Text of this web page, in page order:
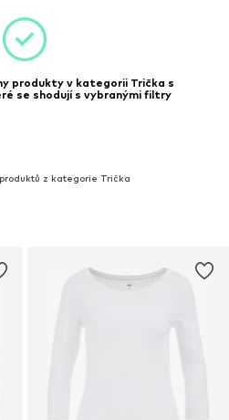
produkty v kategorii Trička s
se shodují s vybranými filtry
z kategorie Trička